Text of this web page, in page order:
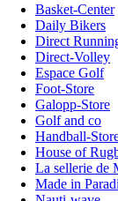
Basket-Center
Daily Bikers
Direct
Direct-Volley
Espace Golf
Foot-Store
Galopp-Store
Golf and co
Handball-
House of
La sellerie de
Made in